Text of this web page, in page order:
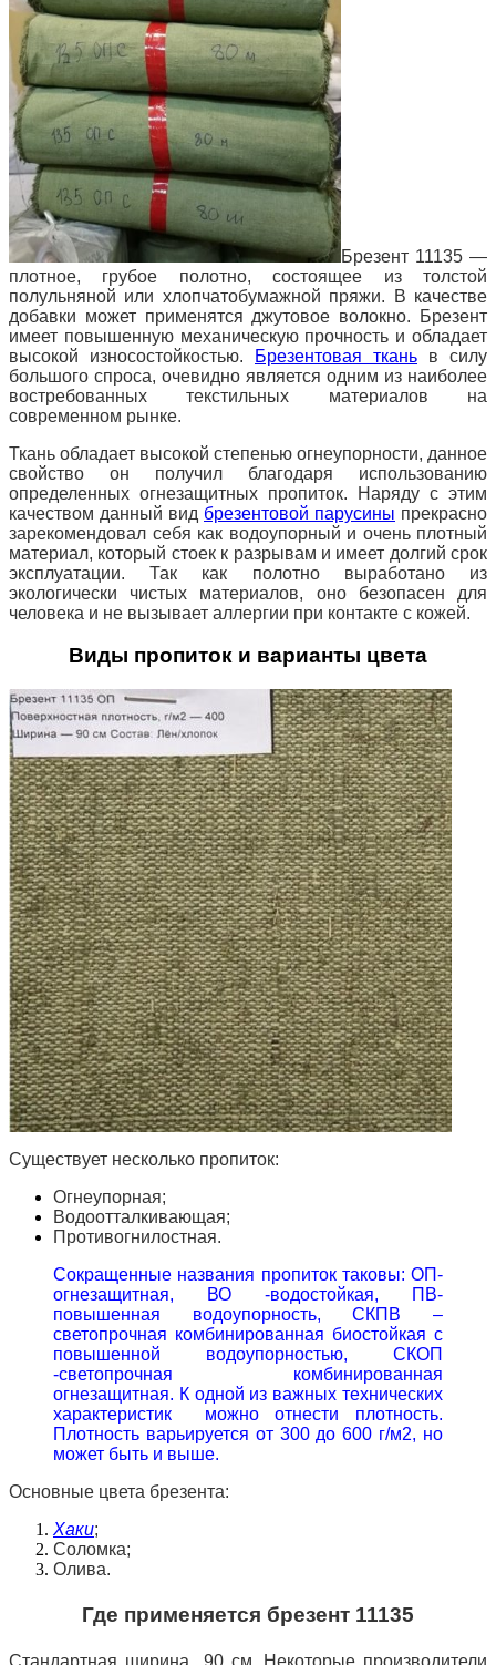
Брезент 11135 —
плотное, грубое полотно, состоящее из толстой
полульняной или хлопчатобумажной пряжи. В качестве
добавки может применятся джутовое волокно. Брезент
имеет повышенную механическую прочность и обладает
высокой износостойкостью.
Брезентовая ткань в силу
большого спроса, очевидно является одним из наиболее
востребованных текстильных материалов на
современном рынке.
Ткань обладает высокой степенью огнеупорности, данное
свойство он получил благодаря использованию
определенных огнезащитных пропиток. Наряду с этим
качеством данный вид брезентовой парусины прекрасно
зарекомендовал себя как водоупорный и очень плотный
материал, который стоек к разрывам и имеет долгий срок
эксплуатации. Так как полотно выработано из
экологически чистых материалов, оно безопасен для
человека и не вызывает аллергии при контакте с кожей.
Виды пропиток и варианты цвета
Существует несколько пропиток:
Огнеупорная;
Водоотталкивающая;
Противогнилостная.
Сокращенные названия пропиток таковы: ОП-
огнезащитная, ВО -водостойкая, ПВ-
повышенная водоупорность, СКПВ –
светопрочная комбинированная биостойкая с
повышенной водоупорностью, СКОП
-светопрочная комбинированная
огнезащитная. К одной из важных технических
характеристик можно отнести плотность.
Плотность варьируется от 300 до 600 г/м2, но
может быть и выше.
Основные цвета брезента:
Хаки;
Соломка;
Олива.
Где применяется брезент 11135
Стандартная ширина 90 см. Некоторые производители